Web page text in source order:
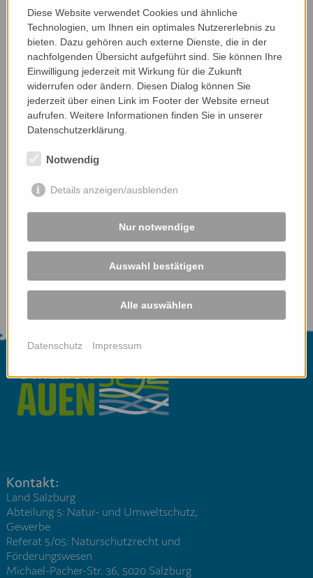
Keimlinge zu sehensein. Bis sich hier die voll
funktionsfähige Lebensgemeinschaft der Streuwiesen
etabliert, werden jedoch noch ein paar Jahre vergehen.
Koordiniert wurde die Beerntung von der
Schutzgebietsbetreuerin Anita Sinner, um eine
größtmögliche Schonung der Streuwiesen und deren
Bewohner im Europaschutzgebiet Untersberg-Vorland zu
garantieren.
www.wildundkultiviert.at
ZURÜCK
Kontakt:
Land Salzburg
Abteilung 5: Natur- und Umweltschutz,
Gewerbe
Referat 5/05: Naturschutzrecht und
Förderungswesen
Michael-Pacher-Str. 36, 5020 Salzburg
Diese Website verwendet Cookies und ähnliche
Technologien, um Ihnen ein optimales Nutzererlebnis zu
bieten. Dazu gehören auch externe Dienste, die in der
nachfolgenden Übersicht aufgeführt sind. Sie können Ihre
Einwilligung jederzeit mit Wirkung für die Zukunft
widerrufen oder ändern. Diesen Dialog können Sie
jederzeit über einen Link im Footer der Website erneut
aufrufen. Weitere Informationen finden Sie in unserer
Datenschutzerklärung.
Notwendig
Details anzeigen/ausblenden
Nur notwendige
Auswahl bestätigen
Alle auswählen
Datenschutz Impressum